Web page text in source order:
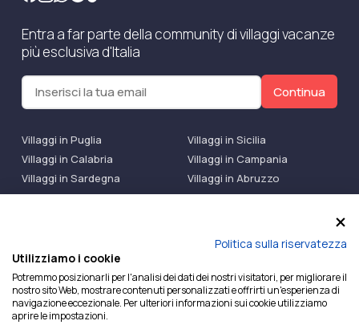
Entra a far parte della community di villaggi vacanze
più esclusiva d'Italia
Continua
Villaggi in Puglia
Villaggi in Sicilia
Villaggi in Calabria
Villaggi in Campania
Villaggi in Sardegna
Villaggi in Abruzzo
Villaggi Bluserena
Villaggi TH Resort
Ilmiovillaggio è un marchio di Ekiwi S.r.l.
Licenza Agenzia Viaggi e Turismo n° 2015/0133251 del
26/02/2015 e coperta da RC per Agenzia di Viaggi n°
OX00081147 REVO Specialty LiabilityXTravel Agencies.
Politica sulla riservatezza
Utilizziamo i cookie
Potremmo posizionarli per l'analisi dei dati dei nostri visitatori, per migliorare il
nostro sito Web, mostrare contenuti personalizzati e offrirti un'esperienza di
navigazione eccezionale. Per ulteriori informazioni sui cookie utilizziamo
aprire le impostazioni.